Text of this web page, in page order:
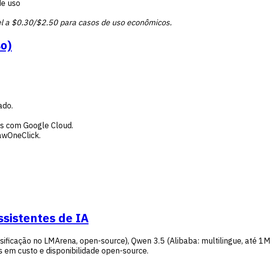
uso
a $0.30/$2.50 para casos de uso econômicos.
com Google Cloud.
de IA
no LMArena, open-source), Qwen 3.5 (Alibaba: multilingue, até 1M
custo e disponibilidade open-source.